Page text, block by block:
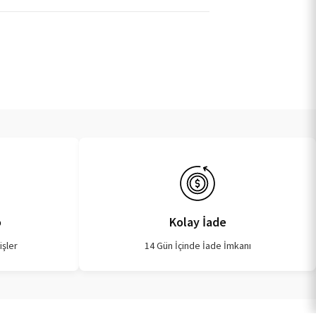
Kolay İade
14 Gün İçinde İade İmkanı